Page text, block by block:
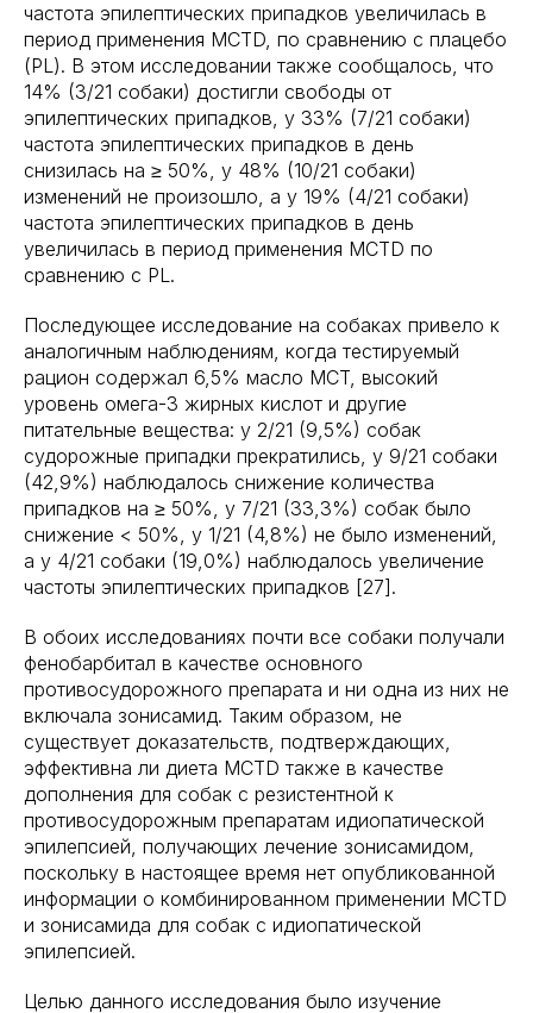
частота эпилептических припадков увеличилась в
период применения MCTD, по сравнению с плацебо
(PL). В этом исследовании также сообщалось, что
14% (3/21 собаки) достигли свободы от
эпилептических припадков, у 33% (7/21 собаки)
частота эпилептических припадков в день
снизилась на ≥ 50%, у 48% (10/21 собаки)
изменений не произошло, а у 19% (4/21 собаки)
частота эпилептических припадков в день
увеличилась в период применения MCTD по
сравнению с PL.
Последующее исследование на собаках привело к
аналогичным наблюдениям, когда тестируемый
рацион содержал 6,5% масло MCT, высокий
уровень омега-3 жирных кислот и другие
питательные вещества: у 2/21 (9,5%) собак
судорожные припадки прекратились, у 9/21 собаки
(42,9%) наблюдалось снижение количества
припадков на ≥ 50%, у 7/21 (33,3%) собак было
снижение < 50%, у 1/21 (4,8%) не было изменений,
а у 4/21 собаки (19,0%) наблюдалось увеличение
частоты эпилептических припадков [27].
В обоих исследованиях почти все собаки получали
фенобарбитал в качестве основного
противосудорожного препарата и ни одна из них не
включала зонисамид. Таким образом, не
существует доказательств, подтверждающих,
эффективна ли диета MCTD также в качестве
дополнения для собак с резистентной к
противосудорожным препаратам идиопатической
эпилепсией, получающих лечение зонисамидом,
поскольку в настоящее время нет опубликованной
информации о комбинированном применении MCTD
и зонисамида для собак с идиопатической
эпилепсией.
Целью данного исследования было изучение